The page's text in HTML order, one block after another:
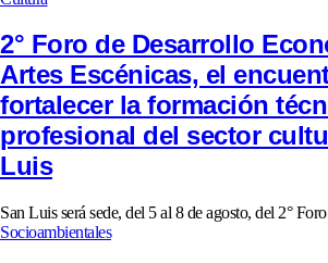
2° Foro de Desarrollo
Artes Escénicas, el
fortalecer la formación
profesional del sector
Luis
San Luis será sede, del 5 al 8 de agosto, del 2°
Socioambientales